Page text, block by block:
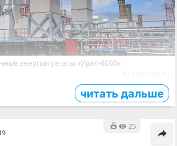
энергоагрегаты «Урал-6000»
читать дальше
25